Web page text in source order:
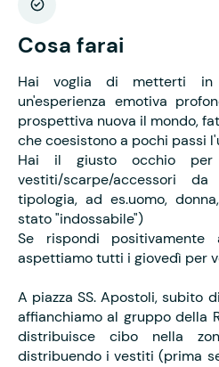
Cosa farai
Hai voglia di metterti
un'esperienza emotiva
prospettiva nuova il mondo,
che coesistono a pochi passi
Hai il giusto occhio
vestiti/scarpe/accessori
tipologia, ad es.uomo,
stato "indossabile")
Se rispondi
aspettiamo tutti i giovedì per
A piazza SS. Apostoli, subito
affianchiamo al gruppo della
distribuisce cibo nella
distribuendo i vestiti (prima